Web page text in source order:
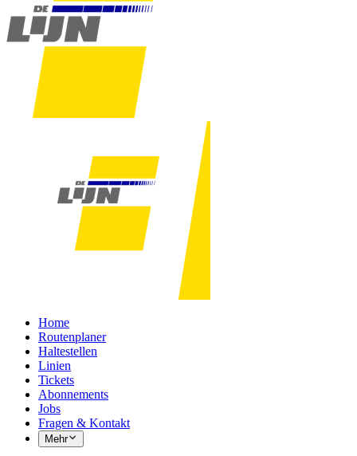
Home
Routenplaner
Haltestellen
Linien
Tickets
Abonnements
Jobs
Fragen & Kontakt
Mehr